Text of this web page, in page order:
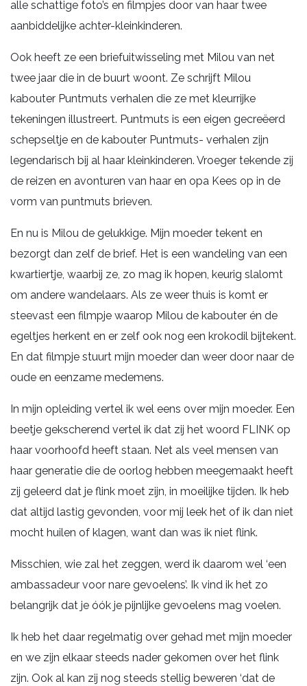
alle schattige foto’s en filmpjes door van haar twee
aanbiddelijke achter-kleinkinderen.
Ook heeft ze een briefuitwisseling met Milou van net
twee jaar die in de buurt woont. Ze schrijft Milou
kabouter Puntmuts verhalen die ze met kleurrijke
tekeningen illustreert. Puntmuts is een eigen gecreëerd
schepseltje en de kabouter Puntmuts- verhalen zijn
legendarisch bij al haar kleinkinderen. Vroeger tekende zij
de reizen en avonturen van haar en opa Kees op in de
vorm van puntmuts brieven.
En nu is Milou de gelukkige. Mijn moeder tekent en
bezorgt dan zelf de brief. Het is een wandeling van een
kwartiertje, waarbij ze, zo mag ik hopen, keurig slalomt
om andere wandelaars. Als ze weer thuis is komt er
steevast een filmpje waarop Milou de kabouter én de
egeltjes herkent en er zelf ook nog een krokodil bijtekent.
En dat filmpje stuurt mijn moeder dan weer door naar de
oude en eenzame medemens.
In mijn opleiding vertel ik wel eens over mijn moeder. Een
beetje gekscherend vertel ik dat zij het woord FLINK op
haar voorhoofd heeft staan. Net als veel mensen van
haar generatie die de oorlog hebben meegemaakt heeft
zij geleerd dat je flink moet zijn, in moeilijke tijden. Ik heb
dat altijd lastig gevonden, voor mij leek het of ik dan niet
mocht huilen of klagen, want dan was ik niet flink.
Misschien, wie zal het zeggen, werd ik daarom wel ‘een
ambassadeur voor nare gevoelens’. Ik vind ik het zo
belangrijk dat je óók je pijnlijke gevoelens mag voelen.
Ik heb het daar regelmatig over gehad met mijn moeder
en we zijn elkaar steeds nader gekomen over het flink
zijn. Ook al kan zij nog steeds stellig beweren ‘dat de